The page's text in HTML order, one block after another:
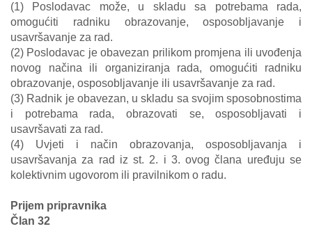
(1) Poslodavac može, u skladu sa potrebama rada,
omogućiti radniku obrazovanje, osposobljavanje i
usavršavanje za rad.
(2) Poslodavac je obavezan prilikom promjena ili uvođenja
novog načina ili organiziranja rada, omogućiti radniku
obrazovanje, osposobljavanje ili usavršavanje za rad.
(3) Radnik je obavezan, u skladu sa svojim sposobnostima
i potrebama rada, obrazovati se, osposobljavati i
usavršavati za rad.
(4) Uvjeti i način obrazovanja, osposobljavanja i
usavršavanja za rad iz st. 2. i 3. ovog člana uređuju se
kolektivnim ugovorom ili pravilnikom o radu.
Prijem pripravnika
Član 32